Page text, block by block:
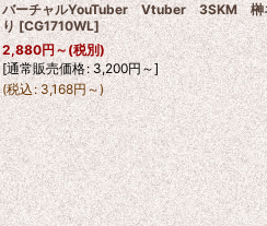
バーチャルYouTuber Vtuber 3SKM 榊
り [CG1710WL]
2,880円～(税別)
[通常販売価格: 3,200円～]
(税込 : 3,168円～)